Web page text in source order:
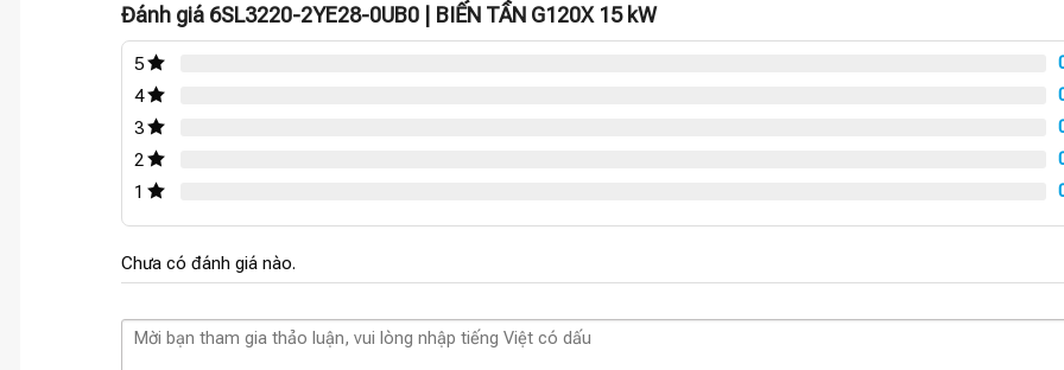
Đánh giá 6SL3220-2YE28-0UB0 | BIẾN TẦN G120X 15 kW
5
4
3
2
1
Chưa có đánh giá nào.